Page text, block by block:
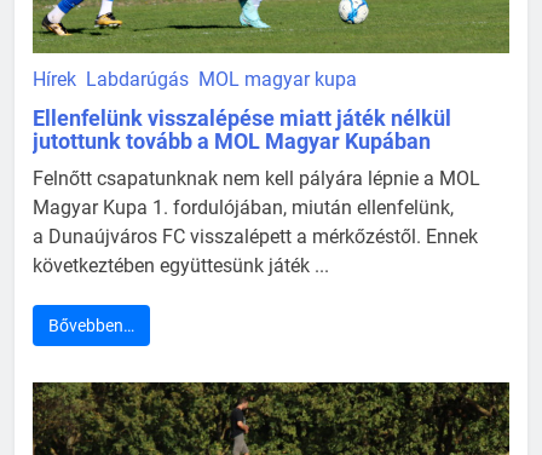
Hírek Labdarúgás MOL magyar kupa
Ellenfelünk visszalépése miatt játék nélkül
jutottunk tovább a MOL Magyar Kupában
Felnőtt csapatunknak nem kell pályára lépnie a MOL
Magyar Kupa 1. fordulójában, miután ellenfelünk,
a Dunaújváros FC visszalépett a mérkőzéstől. Ennek
következtében együttesünk játék ...
Bővebben…